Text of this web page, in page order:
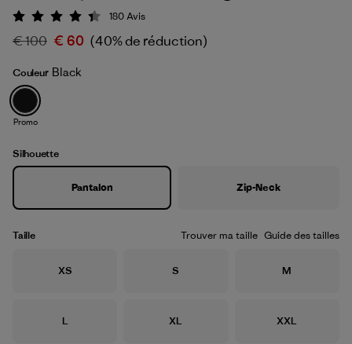
Black
Évaluation: 4.4 / 5
180Avis
€ 100 € 60 (40% de réduction)
Couleur Black
Promo
Silhouette
Pantalon Zip-Neck
Taille Trouver ma taille Guide des tailles
Taille
XS Taille
S Taille
M
Taille
L Taille
XL Taille
XXL